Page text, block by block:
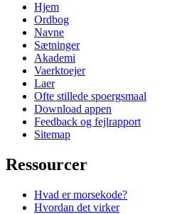
Hjem
Ordbog
Navne
Sætninger
Akademi
Vaerktoejer
Laer
Ofte stillede spoergsmaal
Download appen
Feedback og fejlrapport
Sitemap
Ressourcer
Hvad er morsekode?
Hvordan det virker